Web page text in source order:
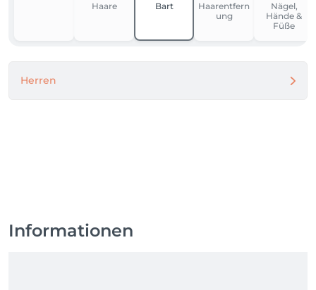
Haare Bart
Haarentfern
ung
Nägel,
Hände &
Füße
Herren
Informationen